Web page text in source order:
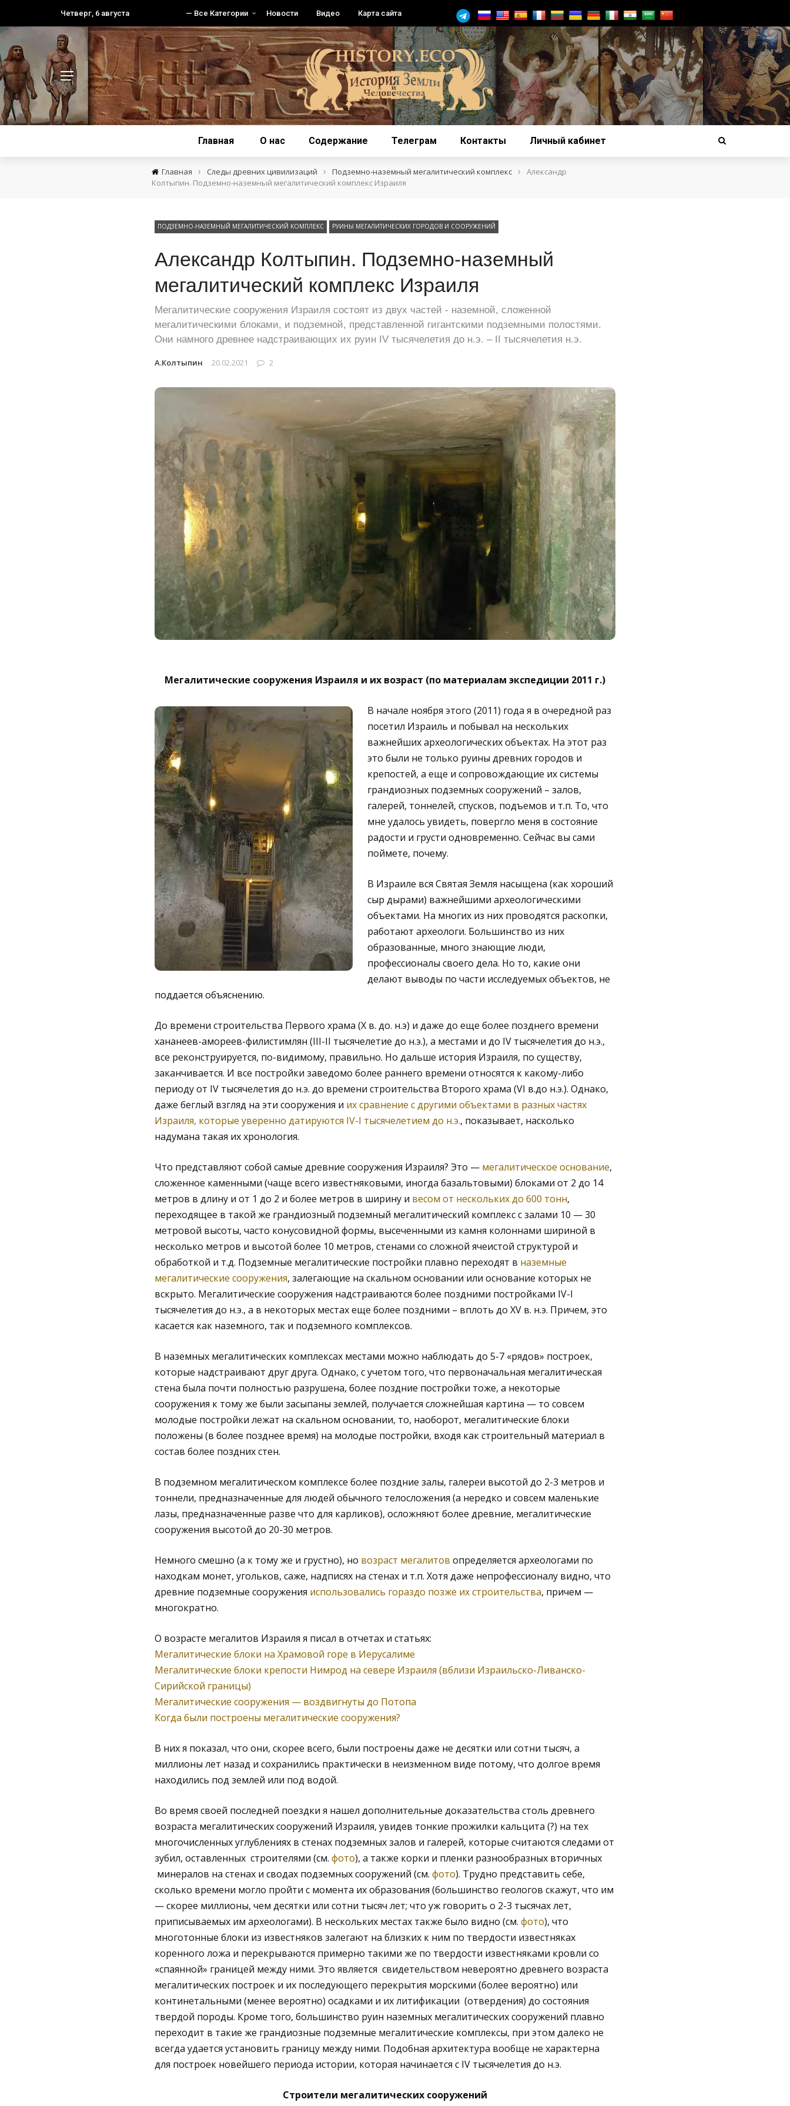
Четверг, 6 августа — Все Категории Новости Видео Карта сайта
Главная О нас Содержание Телеграм Контакты Личный кабинет
Главная › Следы древних цивилизаций › Подземно-наземный мегалитический комплекс ›
Александр
Колтыпин. Подземно-наземный мегалитический комплекс Израиля
ПОДЗЕМНО-НАЗЕМНЫЙ МЕГАЛИТИЧЕСКИЙ КОМПЛЕКС РУИНЫ МЕГАЛИТИЧЕСКИХ ГОРОДОВ И СООРУЖЕНИЙ
Александр Колтыпин. Подземно-наземный
мегалитический комплекс Израиля
Мегалитические сооружения Израиля состоят из двух частей - наземной, сложенной
мегалитическими блоками, и подземной, представленной гигантскими подземными полостями.
Они намного древнее надстраивающих их руин IV тысячелетия до н.э. – II тысячелетия н.э.
А.Колтыпин 20.02.2021 2
Мегалитические сооружения Израиля и их возраст (по материалам экспедиции 2011 г.)
В начале ноября этого (2011) года я в очередной раз
посетил Израиль и побывал на нескольких
важнейших археологических объектах. На этот раз
это были не только руины древних городов и
крепостей, а еще и сопровождающие их системы
грандиозных подземных сооружений – залов,
галерей, тоннелей, спусков, подъемов и т.п. То, что
мне удалось увидеть, повергло меня в состояние
радости и грусти одновременно. Сейчас вы сами
поймете, почему.
В Израиле вся Святая Земля насыщена (как хороший
сыр дырами) важнейшими археологическими
объектами. На многих из них проводятся раскопки,
работают археологи. Большинство из них
образованные, много знающие люди,
профессионалы своего дела. Но то, какие они
делают выводы по части исследуемых объектов, не
поддается объяснению.
До времени строительства Первого храма (X в. до. н.э) и даже до еще более позднего времени
хананеев-амореев-филистимлян (III-II тысячелетие до н.э.), а местами и до IV тысячелетия до н.э.,
все реконструируется, по-видимому, правильно. Но дальше история Израиля, по существу,
заканчивается. И все постройки заведомо более раннего времени относятся к какому-либо
периоду от IV тысячелетия до н.э. до времени строительства Второго храма (VI в.до н.э.). Однако,
даже беглый взгляд на эти сооружения и их сравнение с другими объектами в разных частях
Израиля, которые уверенно датируются IV-I тысячелетием до н.э., показывает, насколько
надумана такая их хронология.
Что представляют собой самые древние сооружения Израиля? Это — мегалитическое основание,
сложенное каменными (чаще всего известняковыми, иногда базальтовыми) блоками от 2 до 14
метров в длину и от 1 до 2 и более метров в ширину и весом от нескольких до 600 тонн,
переходящее в такой же грандиозный подземный мегалитический комплекс с залами 10 — 30
метровой высоты, часто конусовидной формы, высеченными из камня колоннами шириной в
несколько метров и высотой более 10 метров, стенами со сложной ячеистой структурой и
обработкой и т.д. Подземные мегалитические постройки плавно переходят в наземные
мегалитические сооружения, залегающие на скальном основании или основание которых не
вскрыто. Мегалитические сооружения надстраиваются более поздними постройками IV-I
тысячелетия до н.э., а в некоторых местах еще более поздними – вплоть до XV в. н.э. Причем, это
касается как наземного, так и подземного комплексов.
В наземных мегалитических комплексах местами можно наблюдать до 5-7 «рядов» построек,
которые надстраивают друг друга. Однако, с учетом того, что первоначальная мегалитическая
стена была почти полностью разрушена, более поздние постройки тоже, а некоторые
сооружения к тому же были засыпаны землей, получается сложнейшая картина — то совсем
молодые постройки лежат на скальном основании, то, наоборот, мегалитические блоки
положены (в более позднее время) на молодые постройки, входя как строительный материал в
состав более поздних стен.
В подземном мегалитическом комплексе более поздние залы, галереи высотой до 2-3 метров и
тоннели, предназначенные для людей обычного телосложения (а нередко и совсем маленькие
лазы, предназначенные разве что для карликов), осложняют более древние, мегалитические
сооружения высотой до 20-30 метров.
Немного смешно (а к тому же и грустно), но возраст мегалитов определяется археологами по
находкам монет, угольков, саже, надписях на стенах и т.п. Хотя даже непрофессионалу видно, что
древние подземные сооружения использовались гораздо позже их строительства, причем —
многократно.
О возрасте мегалитов Израиля я писал в отчетах и статьях:
Мегалитические блоки на Храмовой горе в Иерусалиме
Мегалитические блоки крепости Нимрод на севере Израиля (вблизи Израильско-Ливанско-
Сирийской границы)
Мегалитические сооружения — воздвигнуты до Потопа
Когда были построены мегалитические сооружения?
В них я показал, что они, скорее всего, были построены даже не десятки или сотни тысяч, а
миллионы лет назад и сохранились практически в неизменном виде потому, что долгое время
находились под землей или под водой.
Во время своей последней поездки я нашел дополнительные доказательства столь древнего
возраста мегалитических сооружений Израиля, увидев тонкие прожилки кальцита (?) на тех
многочисленных углублениях в стенах подземных залов и галерей, которые считаются следами от
зубил, оставленных строителями (см. фото), а также корки и пленки разнообразных вторичных
минералов на стенах и сводах подземных сооружений (см. фото). Трудно представить себе,
сколько времени могло пройти с момента их образования (большинство геологов скажут, что им
— скорее миллионы, чем десятки или сотни тысяч лет; что уж говорить о 2-3 тысячах лет,
приписываемых им археологами). В нескольких местах также было видно (см. фото), что
многотонные блоки из известняков залегают на близких к ним по твердости известняках
коренного ложа и перекрываются примерно такими же по твердости известняками кровли со
«спаянной» границей между ними. Это является свидетельством невероятно древнего возраста
мегалитических построек и их последующего перекрытия морскими (более вероятно) или
континетальными (менее вероятно) осадками и их литификации (отвердения) до состояния
твердой породы. Кроме того, большинство руин наземных мегалитических сооружений плавно
переходит в такие же грандиозные подземные мегалитические комплексы, при этом далеко не
всегда удается установить границу между ними. Подобная архитектура вообще не характерна
для построек новейшего периода истории, которая начинается с IV тысячелетия до н.э.
Строители мегалитических сооружений